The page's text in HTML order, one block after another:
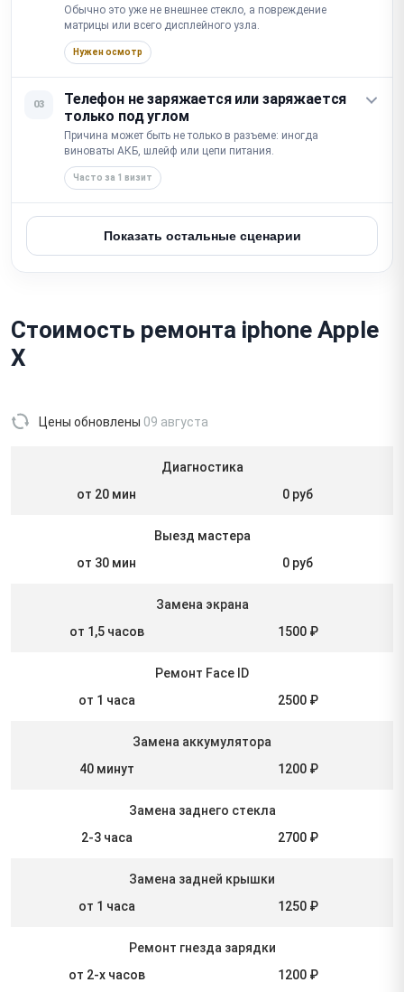
Обычно это уже не внешнее стекло, а повреждение
матрицы или всего дисплейного узла.
Нужен осмотр
03
Телефон не заряжается или заряжается
только под углом
Причина может быть не только в разъеме: иногда
виноваты АКБ, шлейф или цепи питания.
Часто за 1 визит
Показать остальные сценарии
Стоимость ремонта iphone Apple
X
Цены обновлены 09 августа
Диагностика
от 20 мин
0 руб
Выезд мастера
от 30 мин
0 руб
Замена экрана
от 1,5 часов
1500 ₽
Ремонт Face ID
от 1 часа
2500 ₽
Замена аккумулятора
40 минут
1200 ₽
Замена заднего стекла
2-3 часа
2700 ₽
Замена задней крышки
от 1 часа
1250 ₽
Ремонт гнезда зарядки
от 2-х часов
1200 ₽